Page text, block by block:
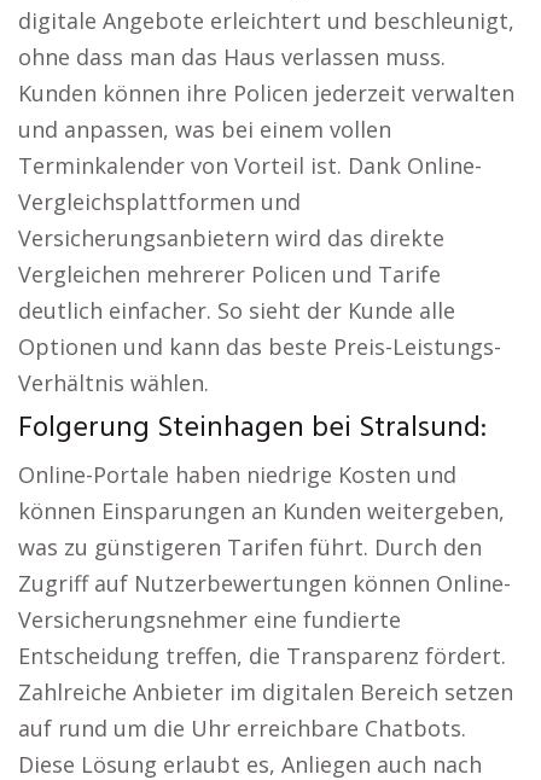
digitale Angebote erleichtert und beschleunigt,
ohne dass man das Haus verlassen muss.
Kunden können ihre Policen jederzeit verwalten
und anpassen, was bei einem vollen
Terminkalender von Vorteil ist. Dank Online-
Vergleichsplattformen und
Versicherungsanbietern wird das direkte
Vergleichen mehrerer Policen und Tarife
deutlich einfacher. So sieht der Kunde alle
Optionen und kann das beste Preis-Leistungs-
Verhältnis wählen.
Folgerung Steinhagen bei Stralsund:
Online-Portale haben niedrige Kosten und
können Einsparungen an Kunden weitergeben,
was zu günstigeren Tarifen führt. Durch den
Zugriff auf Nutzerbewertungen können Online-
Versicherungsnehmer eine fundierte
Entscheidung treffen, die Transparenz fördert.
Zahlreiche Anbieter im digitalen Bereich setzen
auf rund um die Uhr erreichbare Chatbots.
Diese Lösung erlaubt es, Anliegen auch nach